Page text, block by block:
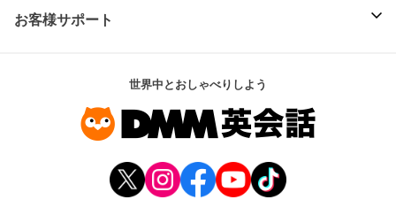
お客様サポート
世界中とおしゃべりしよう